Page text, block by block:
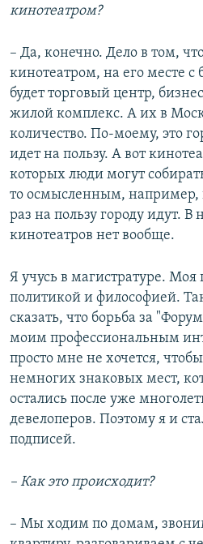
кинотеатром?
– Да, конечно. Дело в том,
кинотеатром, на его месте с
будет торговый центр,
жилой комплекс. А их в
количество. По-моему, это
идет на пользу. А вот
которых люди могут
то осмысленным, например,
раз на пользу городу идут.
кинотеатров нет вообще.
Я учусь в магистратуре. Моя
политикой и философией.
сказать, что борьба за
моим профессиональным
просто мне не хочется,
немногих знаковых мест,
остались после уже
девелоперов. Поэтому я и
подписей.
– Как это происходит?
– Мы ходим по домам,